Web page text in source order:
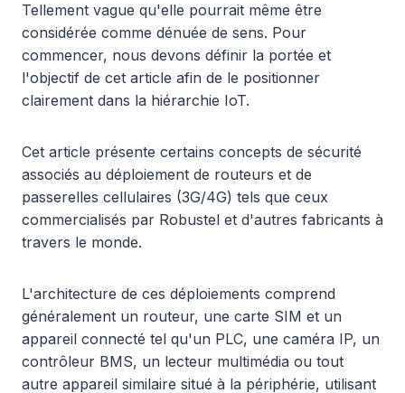
Tellement vague qu'elle pourrait même être
considérée comme dénuée de sens. Pour
commencer, nous devons définir la portée et
l'objectif de cet article afin de le positionner
clairement dans la hiérarchie IoT.
Cet article présente certains concepts de sécurité
associés au déploiement de routeurs et de
passerelles cellulaires (3G/4G) tels que ceux
commercialisés par Robustel et d'autres fabricants à
travers le monde.
L'architecture de ces déploiements comprend
généralement un routeur, une carte SIM et un
appareil connecté tel qu'un PLC, une caméra IP, un
contrôleur BMS, un lecteur multimédia ou tout
autre appareil similaire situé à la périphérie, utilisant